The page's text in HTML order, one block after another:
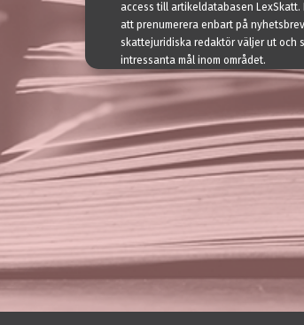
access till artikeldatabasen LexSkatt.
att prenumerera enbart på
skattejuridiska redaktör väljer ut och
intressanta mål inom området.